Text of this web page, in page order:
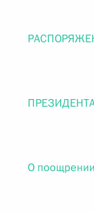
О поощрении